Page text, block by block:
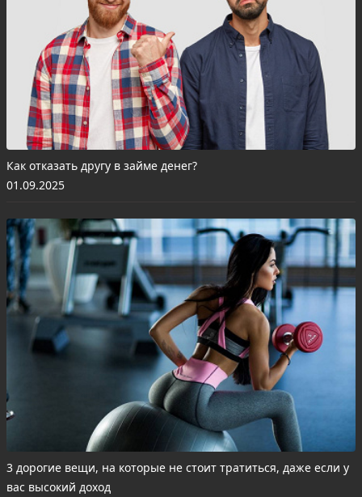
Как отказать другу в займе денег?
01.09.2025
3 дорогие вещи, на которые не стоит тратиться, даже если у
вас высокий доход